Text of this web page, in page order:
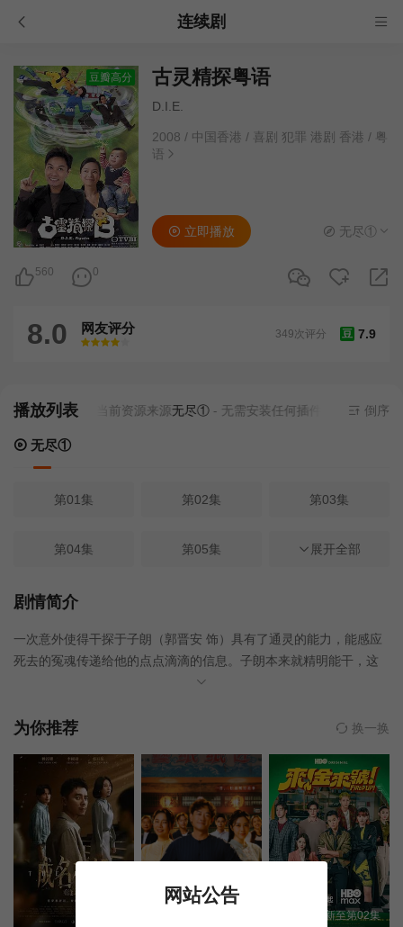
连续剧
豆瓣高分 古灵精探粤语
D.I.E.
2008 / 中国香港 / 喜剧 犯罪 港剧 香港 / 粤
语
560 0
立即播放 无尽①
8.0 网友评分
很差
较差还行推荐力荐
豆 7.9
349次评分
播放列表 当前资源来源无尽①- 无需安装任何插件 倒序
无尽①
第01集 第02集 第03集
第04集 第05集 第06集
第07集
第10集 第11集 第12集
第19集 第20集 第21集
第22集 第24集
第25集
展开全部
剧情简介
一次意外使得干探于子朗（郭晋安 饰）具有了通灵的能力，能感应
死去的冤魂传递给他的点点滴滴的信息。子朗本来就精明能干，这
下更是如虎添翼，屡破奇案。才华出众的他却受到了上司的嫉妒，
他调到了那个警局神憎鬼厌的部门，D. I.E.。与此同时，Madam 刑
而被上司打发到了D.I.E.。Madam 刑和子朗来到这里都发现这里的
人十分奇离古怪，由于两人都一心想着接替即将提休的上司的位
置，于是两人结成了冤家，展开了一番明争暗斗。幸好随后两人握
手言和，子朗更是暗恋上了Madam 刑，两人一起携手为那些沉冤待
雪的冤案伸张正义。
为你推荐 换一换
更新至第02集
网站公告